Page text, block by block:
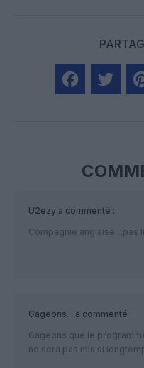
U2ezy a commenté :
Compagnie anglaise…pas
Gageons... a commenté :
Gageons que le
ne sera pas mis si